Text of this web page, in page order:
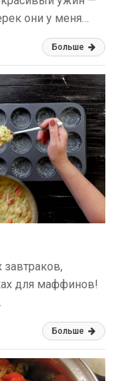
они у меня…
Больше
для маффинов!
Больше